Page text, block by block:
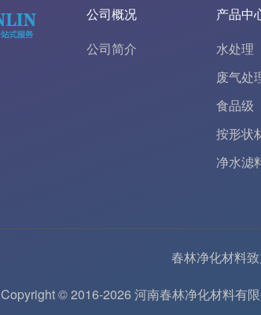
公司概况
公司简介
产品中
水处理
废气处
食品级
按形状
净水滤
春林净化材料
Copyright © 2016-2026 河南春林净化材料有